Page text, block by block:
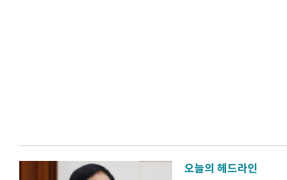
오늘의 헤드라인